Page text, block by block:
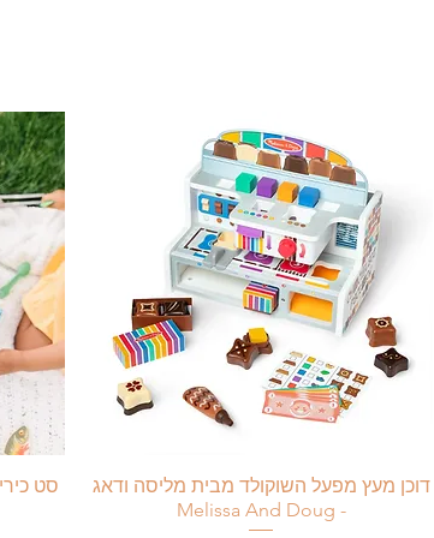
כל מוצר בחנות – 29₪
כל מוצר בחנות – חינם
בתיאום מראש, מרח׳ עמל 5 ראש העין.
דוכן מעץ מפעל השוקולד מבית מליסה ודאג
- Melissa And Doug